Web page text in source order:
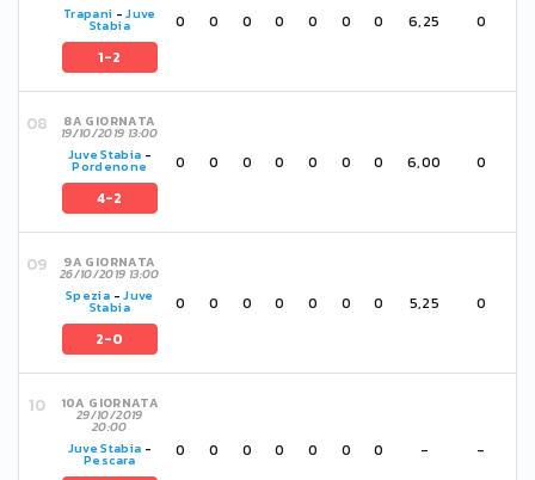
Trapani -Juve
Stabia
1-2
0 0 0 0 0 0 0 6,25 0
8A GIORNATA
19/10/2019 13:00
Juve Stabia -
Pordenone
4-2
0 0 0 0 0 0 0 6,00 0
9A GIORNATA
26/10/2019 13:00
Spezia -Juve
Stabia
2-0
0 0 0 0 0 0 0 5,25 0
10A GIORNATA
29/10/2019
20:00
Juve Stabia -
Pescara 0 0 0 0 0 0 0 - -